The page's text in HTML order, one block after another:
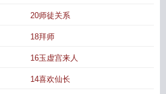
师尊是师傅的什么人 师尊是谁?
20师徒关系
18拜师
16玉虚宫来人
14喜欢仙长